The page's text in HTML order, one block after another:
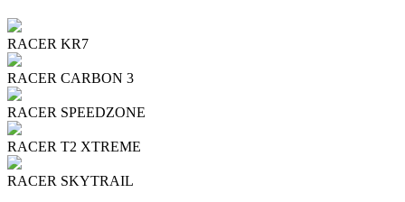
RACER KR7
RACER CARBON 3
RACER SPEEDZONE
RACER T2 XTREME
RACER SKYTRAIL